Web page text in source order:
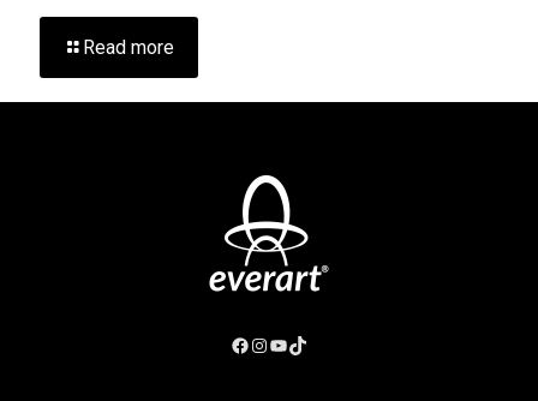
Read more
Facebook
Instagram
YouTube
TikTok